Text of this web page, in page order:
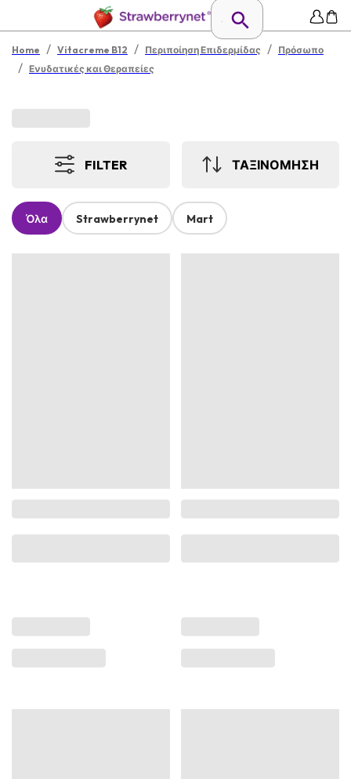
Home / Vitacreme B12 / Περιποίηση Επιδερμίδας / Πρόσωπο
/ Ενυδατικές και Θεραπείες
FILTER ΤΑΞΙΝΟΜΗΣΗ
Όλα Strawberrynet Mart